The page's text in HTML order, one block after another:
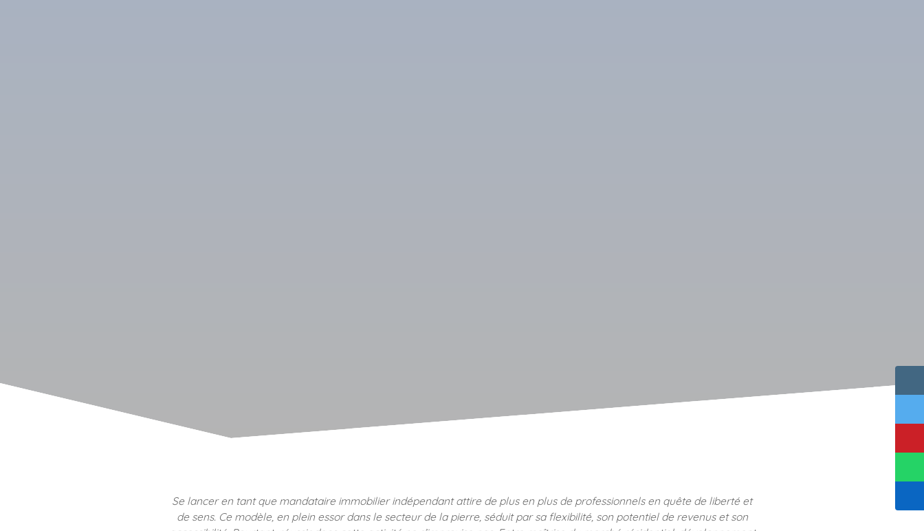
Se lancer en tant que mandataire immobilier indépendant attire de plus en plus de professionnels en quête de liberté et
de sens. Ce modèle, en plein essor dans le secteur de la pierre, séduit par sa flexibilité, son potentiel de revenus et son